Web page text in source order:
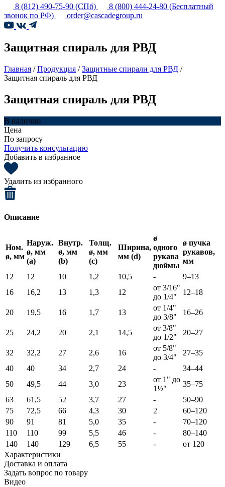
8 (812) 490-75-90 (СПб) 8 (800) 444-24-80 (Бесплатный
звонок по РФ)
order@cascadegroup.ru
Защитная спираль для РВД
Главная /Продукция /Защитные спирали для РВД /
Защитная спираль для РВД
Защитная спираль для РВД
В наличии
Цена
По запросу
Получить консультацию
Добавить в избранное
Удалить из избранного
Описание
Ном.
ø, мм
Наруж.
ø, мм
(а)
Внутр.
ø, мм
(b)
Толщ.
ø, мм
(с)
Ширина,
мм (d)
ø
одного
рукава
дюймы
ø пучка
рукавов,
мм
12
12 10 1,2 10,5 -
9–13
16
16,2 13 1,3 12
от 3/16"
до 1/4"
12–18
20 19,5 16 1,7 13
от 1/4"
до 3/8"
16–26
25 24,2 20 2,1 14,5
от 3/8"
до 1/2"
20–27
32 32,2 27 2,6 16
от 5/8"
до 3/4"
27–35
40
40 34 2,7 24 -
34–44
50
49,5 44 3,0 23
от 1" до
1½"
35–75
63
61,5 52 3,7 27 -
50–90
75
72,5 66 4,3 30 2
60–120
90
91 81 5,0 35 -
70–120
110
110 99 5,5 46 -
80–140
140
140 129 6,5 55 -
от 120
Характеристики
Доставка и оплата
Задать вопрос по товару
Видео